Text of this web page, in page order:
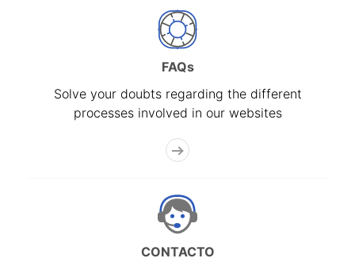
FAQs
Solve your doubts regarding the different
processes involved in our websites
CONTACTO